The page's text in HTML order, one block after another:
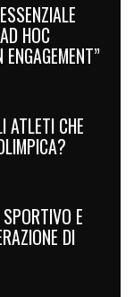
HOC
ATLETI CHE
E
DI